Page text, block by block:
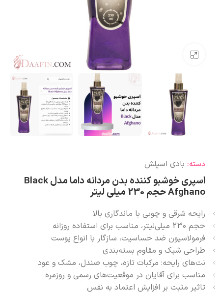
دسته: بادی اسپلش
اسپری خوشبو کننده بدن مردانه داما مدل Black
Afghano حجم 230 میلی لیتر
رایحه شرقی و چوبی با ماندگاری بالا
حجم 230 میلی‌لیتر، مناسب برای استفاده روزانه
فرمولاسیون ضد حساسیت، سازگار با انواع پوست
طراحی شیک و مقاوم بسته‌بندی
نت‌های رایحه: مرکبات تازه، چوب صندل، مشک و عود
مناسب برای آقایان در موقعیت‌های رسمی و روزمره
تاثیر مثبت بر افزایش اعتماد به نفس